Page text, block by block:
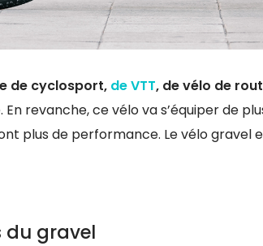
de cyclosport, de VTT, de vélo de
En revanche, ce vélo va s’équiper de
plus de performance. Le vélo gravel
du gravel